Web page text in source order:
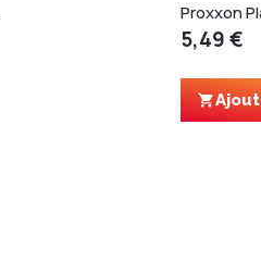
Proxxon
5,49 €